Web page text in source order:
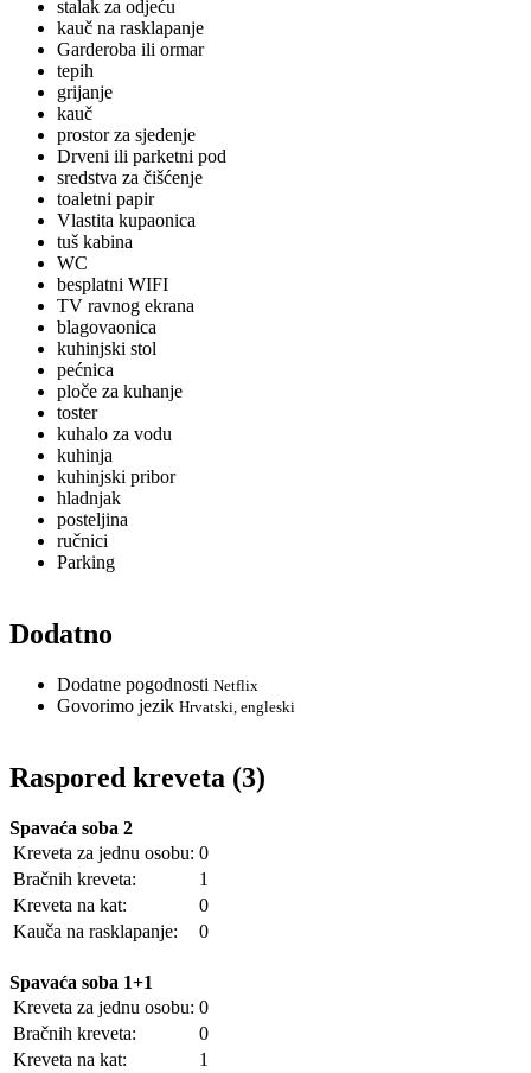
stalak za odjeću
kauč na rasklapanje
Garderoba ili ormar
tepih
grijanje
kauč
prostor za sjedenje
Drveni ili parketni pod
sredstva za čišćenje
toaletni papir
Vlastita kupaonica
tuš kabina
WC
besplatni WIFI
TV ravnog ekrana
blagovaonica
kuhinjski stol
pećnica
ploče za kuhanje
toster
kuhalo za vodu
kuhinja
kuhinjski pribor
hladnjak
posteljina
ručnici
Parking
Dodatno
Dodatne pogodnosti Netflix
Govorimo jezik Hrvatski, engleski
Raspored kreveta (3)
Spavaća soba 2
Kreveta za jednu osobu: 0
Bračnih kreveta:
1
Kreveta na kat:
0
Kauča na rasklapanje:
0
Spavaća soba 1+1
Kreveta za jednu osobu: 0
Bračnih kreveta:
0
Kreveta na kat:
1